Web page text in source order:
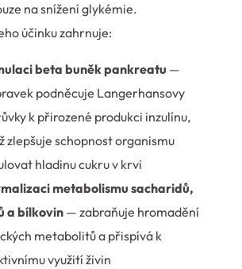
na snížení glykémie.
účinku zahrnuje:
beta buněk pankreatu —
podněcuje Langerhansovy
k přirozené produkci inzulínu,
zlepšuje schopnost organismu
hladinu cukru v krvi
metabolismu sacharidů,
a bílkovin — zabraňuje hromadění
metabolitů a přispívá k
využití živin